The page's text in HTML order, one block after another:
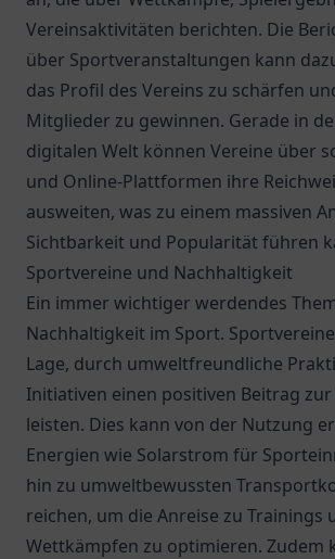
Vereinsaktivitäten berichten. Die
über Sportveranstaltungen kann
das Profil des Vereins zu schärfen
Mitglieder zu gewinnen. Gerade in
digitalen Welt können Vereine über
und Online-Plattformen ihre
ausweiten, was zu einem massiven
Sichtbarkeit und Popularität führen
Sportvereine und Nachhaltigkeit
Ein immer wichtiger werdendes
Nachhaltigkeit im Sport.
Lage, durch umweltfreundliche
Initiativen einen positiven Beitrag
leisten. Dies kann von der Nutzung
Energien wie Solarstrom für
hin zu umweltbewussten
reichen, um die Anreise zu Trainings
Wettkämpfen zu optimieren. Zudem